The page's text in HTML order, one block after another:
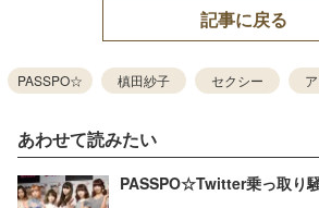
記事に戻る
PASSPO☆ 槙田紗子 セクシー
あわせて読みたい
PASSPO☆Twitter乗っ取り